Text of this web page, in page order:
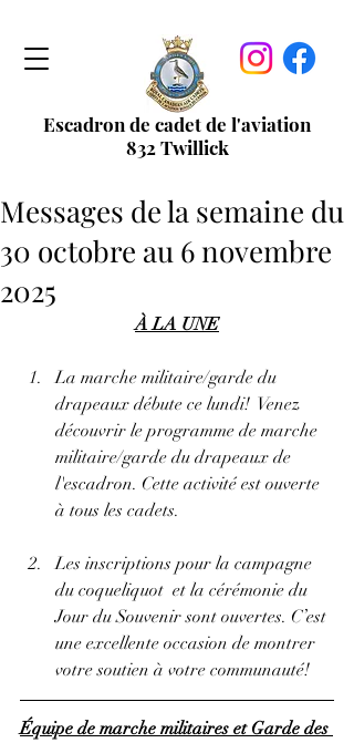
Escadron de cadet de l'aviation
832 Twillick
Messages de la semaine du
30 octobre au 6 novembre
2025
À LA UNE
La marche militaire/garde du
drapeaux débute ce lundi!  Venez
découvrir le programme de marche
militaire/garde du drapeaux de
l'escadron. Cette activité est ouverte
à tous les cadets.
Les inscriptions pour la campagne
du coqueliquot  et la cérémonie du
Jour du Souvenir sont ouvertes. C’est
une excellente occasion de montrer
votre soutien à votre communauté!
Équipe de marche militaires et Garde des